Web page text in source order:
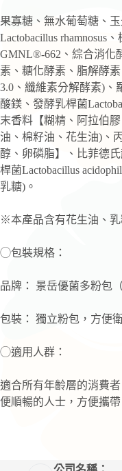
果寡糖、無水葡萄糖、
Lactobacillus rhamnosus
GMNL®-662、綜合消化
素、糖化酵素、脂解酵
3.0、纖維素分解酵素)、
酸鎂、發酵乳桿菌
末香料【糊精、阿拉伯
油、棉籽油、花生油)、
醇、卵磷脂】、比菲德
桿菌Lactobacillus
乳糖)。
※本產品含有花生油、乳
◯包裝規格：
品牌： 景岳優菌多粉包
包裝： 獨立粉包，方便
◯適用人群：
適合所有年齡層的消費
便順暢的人士，方便攜